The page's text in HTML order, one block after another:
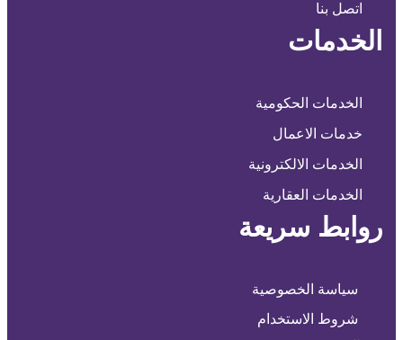
اتصل بنا
الخدمات
الخدمات الحكومية
خدمات الاعمال
الخدمات الالكترونية
الخدمات العقارية
روابط سريعة
سياسة الخصوصية
شروط الاستخدام